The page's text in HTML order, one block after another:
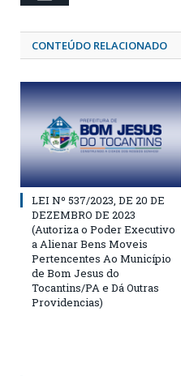
CONTEÚDO RELACIONADO
LEI Nº 537/2023, DE 20 DE
DEZEMBRO DE 2023
(Autoriza o Poder Executivo
a Alienar Bens Moveis
Pertencentes Ao Município
de Bom Jesus do
Tocantins/PA e Dá Outras
Providencias)